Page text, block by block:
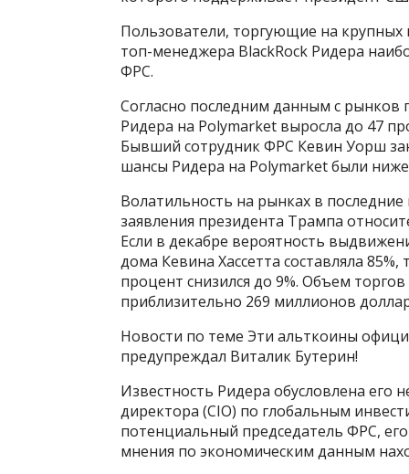
Пользователи, торгующие на крупных
топ-менеджера BlackRock Ридера
ФРС.
Согласно последним данным с
Ридера на Polymarket выросла до 47
Бывший сотрудник ФРС Кевин Уорш
шансы Ридера на Polymarket были
Волатильность на рынках в
заявления президента Трампа
Если в декабре вероятность
дома Кевина Хассетта составляла
процент снизился до 9%. Объем
приблизительно 269 миллионов
Новости по теме Эти альткоины
предупреждал Виталик Бутерин!
Известность Ридера обусловлена
директора (CIO) по глобальным
потенциальный председатель ФРС,
мнения по экономическим данным